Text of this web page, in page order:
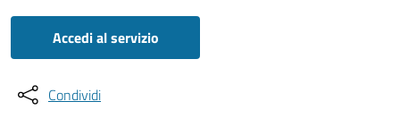
Accedi al servizio
Condividi